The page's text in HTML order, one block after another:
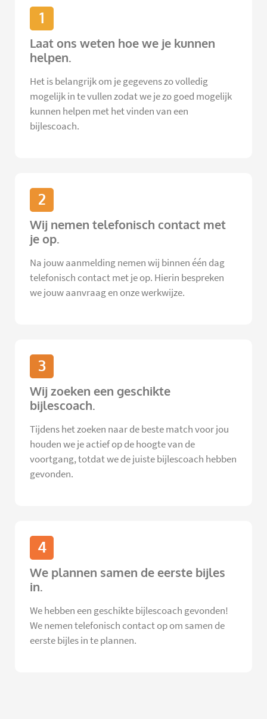
1
Laat ons weten hoe we je kunnen
helpen.
Het is belangrijk om je gegevens zo volledig
mogelijk in te vullen zodat we je zo goed mogelijk
kunnen helpen met het vinden van een
bijlescoach.
2
Wij nemen telefonisch contact met
je op.
Na jouw aanmelding nemen wij binnen één dag
telefonisch contact met je op. Hierin bespreken
we jouw aanvraag en onze werkwijze.
3
Wij zoeken een geschikte
bijlescoach.
Tijdens het zoeken naar de beste match voor jou
houden we je actief op de hoogte van de
voortgang, totdat we de juiste bijlescoach hebben
gevonden.
4
We plannen samen de eerste bijles
in.
We hebben een geschikte bijlescoach gevonden!
We nemen telefonisch contact op om samen de
eerste bijles in te plannen.